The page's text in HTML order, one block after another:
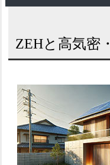
ZEHと高気密